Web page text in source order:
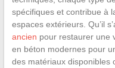
spécifiques et contribue à
espaces extérieurs. Qu’il
ancien pour restaurer une
en béton modernes pour
des matériaux disponibles